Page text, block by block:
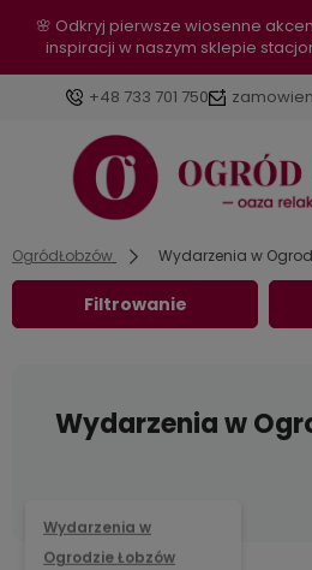
🌸 Odkryj pierwsze wiosenne
inspiracji w naszym sklepie
+48 733 701 750
OgródŁobzów Wydarzenia w
Filtrowanie
Wydarzenia w
Wydarzenia w
Ogrodzie Łobzów